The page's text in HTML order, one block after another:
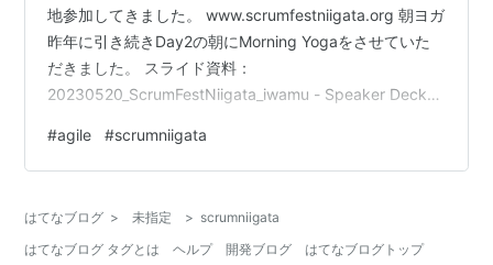
地参加してきました。 www.scrumfestniigata.org 朝ヨガ
昨年に引き続きDay2の朝にMorning Yogaをさせていた
だきました。 スライド資料：
20230520_ScrumFestNiigata_iwamu - Speaker Deck
分からなかったけどけっこう見てくれてたような気がし
ます。ヨガの考え方や八支則を説明して、ラジオ体操を
やり方を紹介しました。DiscordやTwitterでもヨガの話を
してく…
#agile #scrumniigata
はてなブログ > 未指定 > scrumniigata
はてなブログ タグとは
ヘルプ 開発ブログ はてなブログトップ